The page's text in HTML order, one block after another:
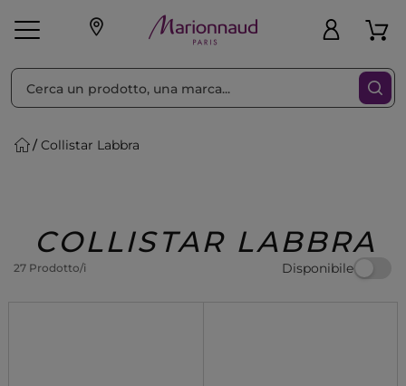
Make-up Profumi
Regalo
Collistar Labbra
COLLISTAR LABBRA
27 Prodotto/i Disponibile
Ordina per Filtra